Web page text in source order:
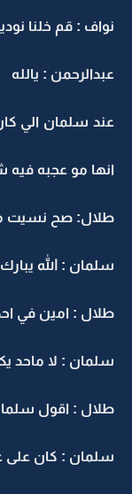
نواف : قم خلنا
عبدالرحمن : يالله
عند سلمان الي
انها مو عجبه
طلال: صح نسيت
سلمان : الله
طلال : امين في
سلمان : لا ماحد
طلال : اقول
سلمان : كان على